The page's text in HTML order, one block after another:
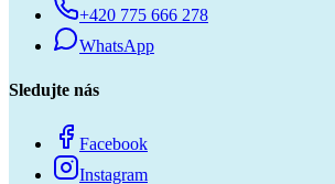
+420 775 666 278
WhatsApp
Sledujte nás
Facebook
Instagram